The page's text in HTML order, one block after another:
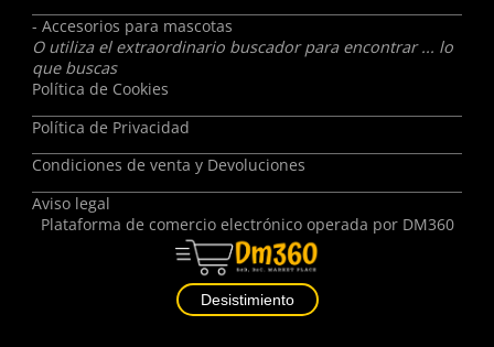
- Accesorios para mascotas
O utiliza el extraordinario buscador para encontrar ... lo
que buscas
Política de Cookies
Política de Privacidad
Condiciones de venta y Devoluciones
Aviso legal
Plataforma de comercio electrónico operada por DM360
Desistimiento